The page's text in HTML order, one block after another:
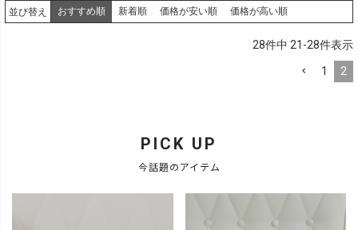
並び替え おすすめ順 新着順 価格が安い順 価格が高い順
28件中 21 -28件表示
1 2
PICK UP
今話題のアイテム